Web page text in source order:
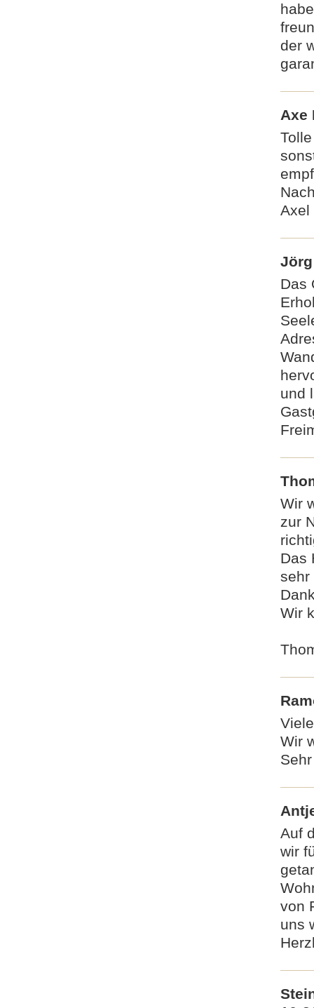
der
Axe
Axel
Das
und
Wir
zur
Das
sehr
Wir
Wir
Auf
wir
von
uns